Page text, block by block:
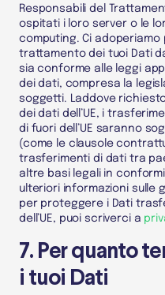
Responsabili del
ospitati i loro server o le
computing. Ci
trattamento dei tuoi Dati
sia conforme alle leggi
dei dati, compresa la
soggetti. Laddove
dei dati dell’UE, i
di fuori dell’UE saranno
(come le clausole
trasferimenti di dati tra
altre basi legali in
ulteriori informazioni sulle
per proteggere i Dati
dell’UE, puoi scriverci a
7. Per quanto
i tuoi Dati